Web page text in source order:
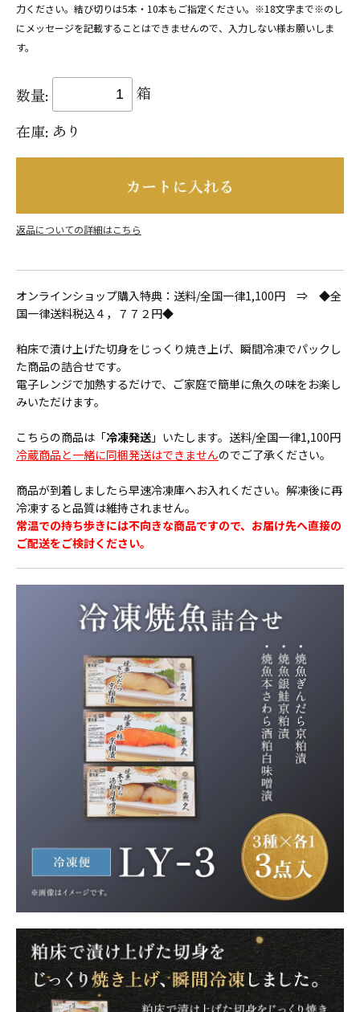
力ください。結び切りは5本・10本もご指定ください。※18文字まで※のし
にメッセージを記載することはできませんので、入力しない様お願いしま
す。
数量:
箱
在庫: あり
返品についての詳細はこちら
オンラインショップ購入特典：送料/全国一律1,100円 ⇒ ◆全
国一律送料税込４，７７２円◆
粕床で漬け上げた切身をじっくり焼き上げ、瞬間冷凍でパックし
た商品の詰合せです。
電子レンジで加熱するだけで、ご家庭で簡単に魚久の味をお楽し
みいただけます。
こちらの商品は「冷凍発送 」いたします。送料/全国一律1,100円
冷蔵商品と一緒に同梱発送はできませんのでご了承ください。
商品が到着しましたら早速冷凍庫へお入れください。解凍後に再
冷凍すると品質は維持されません。
常温での持ち歩きには不向きな商品ですので、お届け先へ直接の
ご配送をご検討ください。